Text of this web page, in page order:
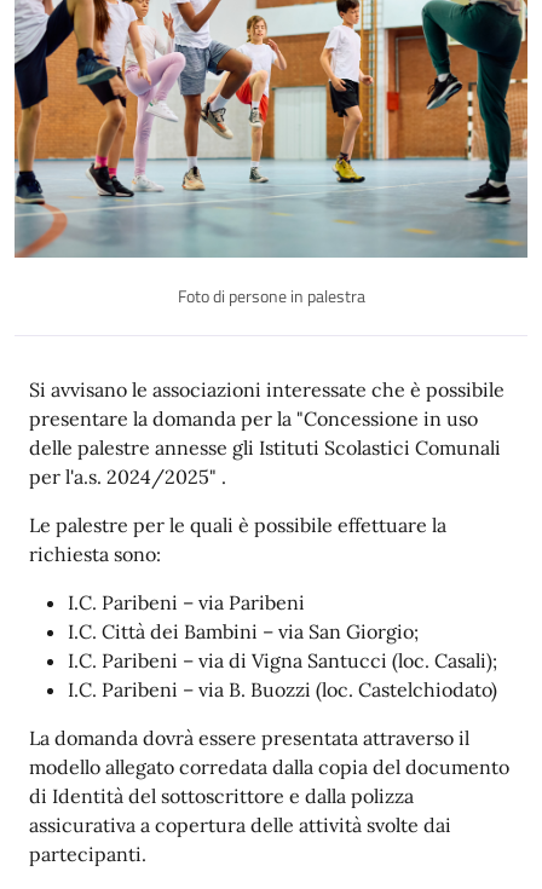
Foto di persone in palestra
Descrizione
Si avvisano le associazioni interessate che è possibile
presentare la domanda per la "Concessione in uso
delle palestre annesse gli Istituti Scolastici Comunali
per l'a.s. 2024/2025" .
Le palestre per le quali è possibile effettuare la
richiesta sono:
I.C. Paribeni – via Paribeni
I.C. Città dei Bambini – via San Giorgio;
I.C. Paribeni – via di Vigna Santucci (loc. Casali);
I.C. Paribeni – via B. Buozzi (loc. Castelchiodato)
La domanda dovrà essere presentata attraverso il
modello allegato corredata dalla copia del documento
di Identità del sottoscrittore e dalla polizza
assicurativa a copertura delle attività svolte dai
partecipanti.